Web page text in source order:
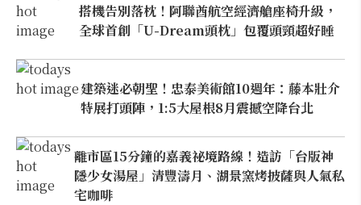
搭機告別落枕！阿聯酋航空經濟艙座椅升級，
全球首創「U-Dream頭枕」包覆頭頸超好睡
建築迷必朝聖！忠泰美術館10週年：藤本壯介
特展打頭陣，1:5大屋根8月震撼空降台北
離市區15分鐘的嘉義祕境路線！造訪「台版神
隱少女湯屋」清豐濤月、湖景窯烤披薩與人氣私
宅咖啡